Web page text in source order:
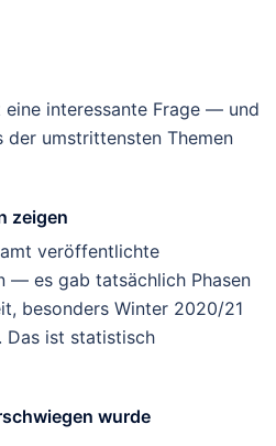
interessante Frage — und
der umstrittensten Themen
zeigen
veröffentlichte
— es gab tatsächlich Phasen
besonders Winter 2020/21
Das ist statistisch
wurde